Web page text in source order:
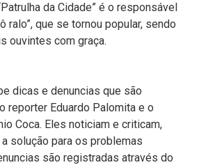
da Cidade” é o responsável
ralo”, que se tornou popular, sendo
ouvintes com graça.
dicas e denuncias que são
reporter Eduardo Palomita e o
Coca. Eles noticiam e criticam,
solução para os problemas
são registradas através do